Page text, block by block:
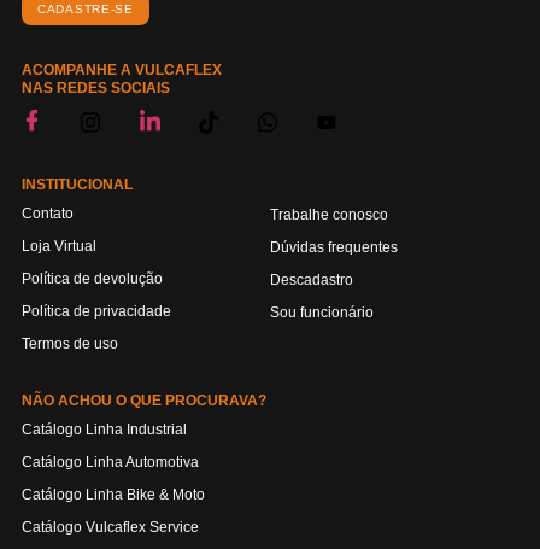
CADASTRE-SE
ACOMPANHE A VULCAFLEX
NAS REDES SOCIAIS
INSTITUCIONAL
Contato
Loja Virtual
Política de devolução
Política de privacidade
Termos de uso
Trabalhe conosco
Dúvidas frequentes
Descadastro
Sou funcionário
NÃO ACHOU O QUE PROCURAVA?
Catálogo Linha Industrial
Catálogo Linha Automotiva
Catálogo Linha Bike & Moto
Catálogo Vulcaflex Service